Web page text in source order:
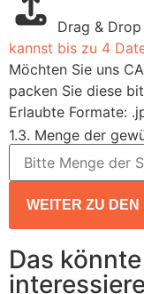
Drag & Drop
kannst bis zu 4
Möchten Sie uns
packen Sie diese
Erlaubte Formate:
1.3. Menge der
WEITER ZU
Das